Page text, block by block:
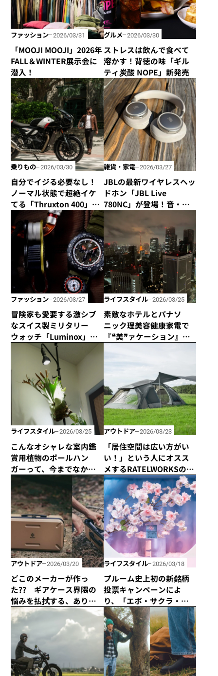
ファッション 2026/03/31
「MOOJI MOOJI」2026年
FALL＆WINTER展示会に
潜入！
グルメ 2026/03/30
ストレスは飲んで食べて
溶かす！背徳の味「ギル
ティ炭酸 NOPE」新発売
乗りもの 2026/03/30
自分でイジる必要なし！
ノーマル状態で超絶イケ
てる「Thruxton 400」と
「Tracker 400」がトライ
アンフから新登場！
雑貨・家電 2026/03/27
JBLの最新ワイヤレスヘッ
ドホン「JBL Live
780NC」が登場！音・装
着感・デザインが秀逸な
仕上がり！
ファッション 2026/03/27
冒険家も愛要する激シブ
なスイス製ミリタリー
ウォッチ「Luminox」の
限定モデルが日本でも発
ライフスタイル 2026/03/25
素敵なホテルとパナソ
ニック理美容健康家電で
『❝美❞ァケーション』は
ライフスタイル 2026/03/25
こんなオシャレな室内鑑
賞用植物のポールハン
ガーって、今までなかっ
た！ しかも緑がグングン
育つって話らしいです！
アウトドア 2026/03/23
「居住空間は広い方がい
い！」という人にオスス
メするRATELWORKSの新
作2ルームテント
「MUSCHEL」
アウトドア 2026/03/20
どこのメーカーが作っ
た?? ギアケース界隈の
悩みを払拭する、ありそ
うでなかった頑丈で軽量
なキャンプガジェット登
場！
ライフスタイル 2026/03/18
プルーム史上初の新銘柄
投票キャンペーンによ
り、「エボ・サクラ・レ
ギュラー」の全国発売が
決定！